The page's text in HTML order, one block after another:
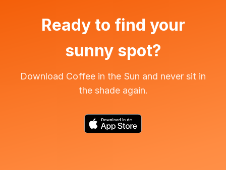
Ready to find your
sunny spot?
Download Coffee in the Sun and never sit in
the shade again.